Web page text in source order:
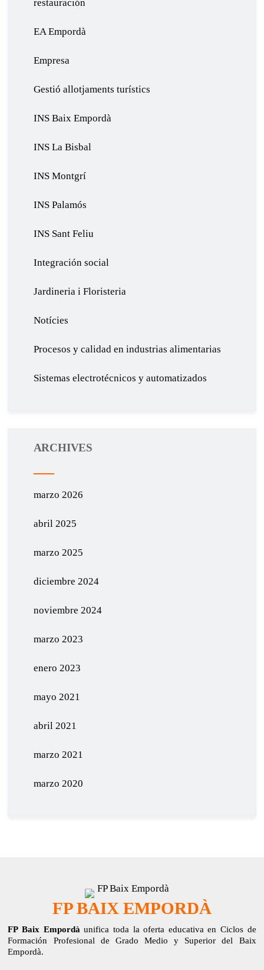
restauración
EA Empordà
Empresa
Gestió allotjaments turístics
INS Baix Empordà
INS La Bisbal
INS Montgrí
INS Palamós
INS Sant Feliu
Integración social
Jardineria i Floristeria
Notícies
Procesos y calidad en industrias alimentarias
Sistemas electrotécnicos y automatizados
ARCHIVES
marzo 2026
abril 2025
marzo 2025
diciembre 2024
noviembre 2024
marzo 2023
enero 2023
mayo 2021
abril 2021
marzo 2021
marzo 2020
FP BAIX EMPORDÀ
FP Baix Empordàunifica toda la oferta educativa en Ciclos de
Formación Profesional de Grado Medio y Superior del Baix
Empordà.